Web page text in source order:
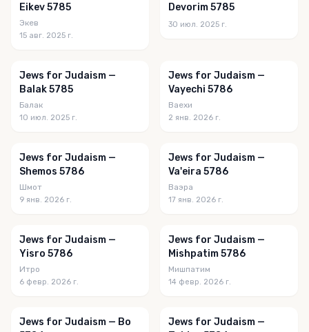
Eikev 5785
Экев
15 авг. 2025 г.
Devorim 5785
30 июл. 2025 г.
Jews for Judaism —
Balak 5785
Балак
10 июл. 2025 г.
Jews for Judaism —
Vayechi 5786
Ваехи
2 янв. 2026 г.
Jews for Judaism —
Shemos 5786
Шмот
9 янв. 2026 г.
Jews for Judaism —
Va'eira 5786
Ваэра
17 янв. 2026 г.
Jews for Judaism —
Yisro 5786
Итро
6 февр. 2026 г.
Jews for Judaism —
Mishpatim 5786
Мишпатим
14 февр. 2026 г.
Jews for Judaism — Bo
Jews for Judaism —